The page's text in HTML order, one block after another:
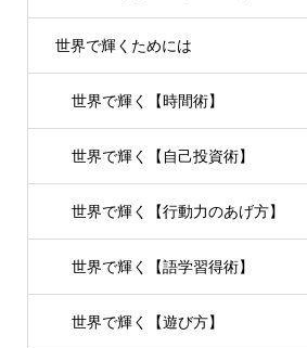
世界で輝くためには
世界で輝く【時間術】
世界で輝く【自己投資術】
世界で輝く【行動力のあげ方】
世界で輝く【語学習得術】
世界で輝く【遊び方】